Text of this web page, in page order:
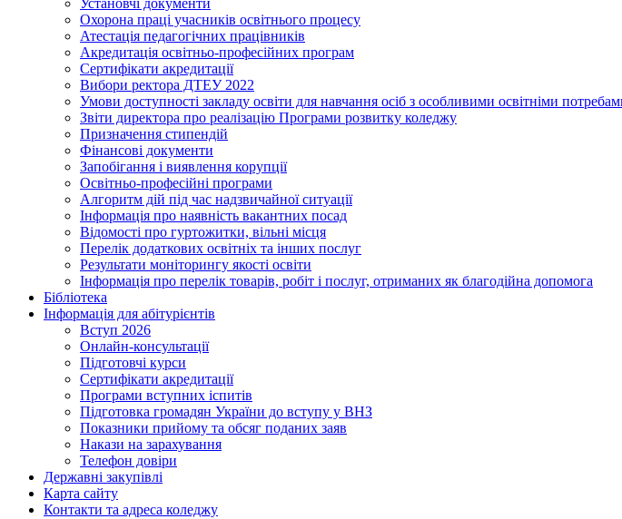
Установчі документи
Охорона праці учасників освітнього процесу
Атестація педагогічних працівників
Акредитація освітньо-професійних програм
Сертифікати акредитації
Вибори ректора ДТЕУ 2022
Умови доступності закладу освіти для навчання осіб з особливими освітніми
Звіти директора про реалізацію Програми розвитку коледжу
Призначення стипендій
Фінансові документи
Запобігання і виявлення корупції
Освітньо-професійні програми
Алгоритм дій під час надзвичайної ситуації
Інформація про наявність вакантних посад
Відомості про гуртожитки, вільні місця
Перелік додаткових освітніх та інших послуг
Результати моніторингу якості освіти
Інформація про перелік товарів, робіт і послуг, отриманих як благодійна допомога
Бібліотека
Інформація для абітурієнтів
Вступ 2026
Онлайн-консультації
Підготовчі курси
Сертифікати акредитації
Програми вступних іспитів
Підготовка громадян України до вступу у ВНЗ
Показники прийому та обсяг поданих заяв
Накази на зарахування
Телефон довіри
Державні закупівлі
Карта сайту
Контакти та адреса коледжу